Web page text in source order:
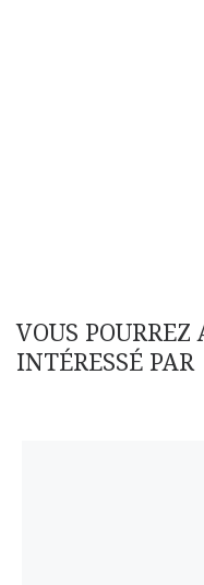
VOUS POURREZ
INTÉRESSÉ PAR